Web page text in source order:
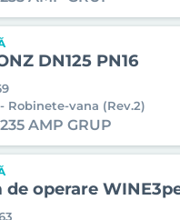
DN125 PN16
- Robinete-vana (Rev.2)
AMP GRUP
operare